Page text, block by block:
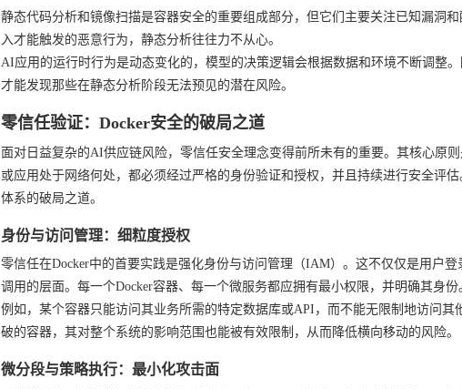
静态代码分析和镜像扫描是容器安全的重要组成部分，但它们主要关注已知漏洞
入才能触发的恶意行为，静态分析往往力不从心。
AI应用的运行时行为是动态变化的，模型的决策逻辑会根据数据和环境不断调整
才能发现那些在静态分析阶段无法预见的潜在风险。
零信任验证：Docker安全的破局之道
面对日益复杂的AI供应链风险，零信任安全理念变得前所未有的重要。其核心原
或应用处于网络何处，都必须经过严格的身份验证和授权，并且持续进行安全评
体系的破局之道。
身份与访问管理：细粒度授权
零信任在Docker中的首要实践是强化身份与访问管理（IAM）。这不仅仅是用户
调用的层面。每一个Docker容器、每一个微服务都应拥有最小权限，并明确其身份
例如，某个容器只能访问其业务所需的特定数据库或API，而不能无限制地访问
破的容器，其对整个系统的影响范围也能被有效限制，从而降低横向移动的风险。
微分段与策略执行：最小化攻击面